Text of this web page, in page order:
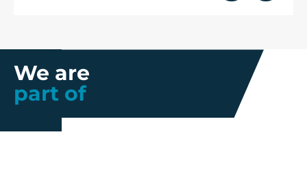
We are
part of